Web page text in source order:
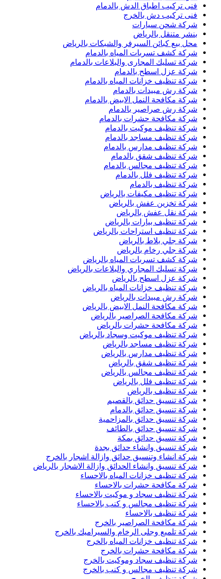
فنى تركيب اطباق الدش بالدمام
فنى تركيب دش بالخرج
شركة شحن سيارات
بنشر متنقل بالرياض
محل بيع كبائن السيرفر والشبكات بالرياض
شركة كشف تسربات المياه بالدمام
شركة تسليك المجارى والبلاعات بالدمام
شركة عزل اسطح بالدمام
شركة تنظيف خزانات المياه بالدمام
شركة رش مبيدات بالدمام
شركة مكافحة النمل الابيض بالدمام
شركة رش صراصير بالدمام
شركة مكافحة حشرات بالدمام
شركة تنظيف موكيت بالدمام
شركة تنظيف مساجد بالدمام
شركة تنظيف مدارس بالدمام
شركة تنظيف شقق بالدمام
شركة تنظيف مجالس بالدمام
شركة تنظيف فلل بالدمام
شركة تنظيف بالدمام
شركة تنظيف مكيفات بالرياض
شركة تخزين عفش بالرياض
شركة نقل عفش بالرياض
شركة تنظيف بيارات بالرياض
شركة تنظيف استراحات بالرياض
شركة جلي بلاط بالرياض
شركة جلي رخام بالرياض
شركة كشف تسربات المياه بالرياض
شركة تسليك المجاري والبلاعات بالرياض
شركة عزل اسطح بالرياض
شركة تنظيف خزانات المياه بالرياض
شركة رش مبيدات بالرياض
شركة مكافحة النمل الابيض بالرياض
شركة مكافحة الصراصير بالرياض
شركة مكافحة حشرات بالرياض
شركة تنظيف موكيت وسجاد بالرياض
شركة تنظيف مساجد بالرياض
شركة تنظيف مدارس بالرياض
شركة تنظيف شقق بالرياض
شركة تنظيف مجالس بالرياض
شركة تنظيف فلل بالرياض
شركة تنظيف بالرياض
شركة تنسيق حدائق بالقصيم
شركة تنسيق حدائق بالدمام
شركة تنسيق حدائق بالمزاحمية
شركة تنسيق حدائق بالطائف
شركة تنسيق حدائق بمكة
شركة تنسيق وانشاء حدائق بجدة
شركة انشاء وتنسيق حدائق وازالة اشجار بالخرج
شركة تنسيق وانشاء الحدائق وازالة الاشجار بالرياض
شركة تنظيف خزانات المياه بالاحساء
شركة مكافحة حشرات بالاحساء
شركة تنظيف سجاد و موكيت بالاحساء
شركة تنظيف مجالس و كنب بالاحساء
شركة تنظيف بالاحساء
شركة مكافحة الصراصير بالخرج
شركة تلميع وجلى الرخام والسيراميك بالخرج
شركة تنظيف خزانات المياه بالخرج
شركة مكافحة حشرات بالخرج
شركة تنظيف سجاد وموكيت بالخرج
شركة تنظيف مجالس و كنب بالخرج